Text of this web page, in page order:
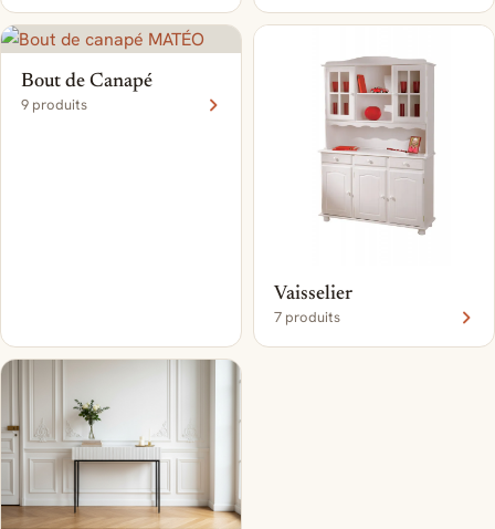
Bout de Canapé
9 produits
Vaisselier
7 produits